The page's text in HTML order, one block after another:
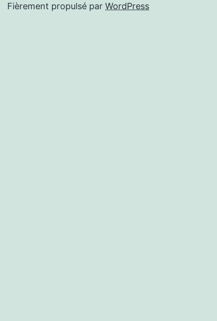
Fièrement propulsé par WordPress